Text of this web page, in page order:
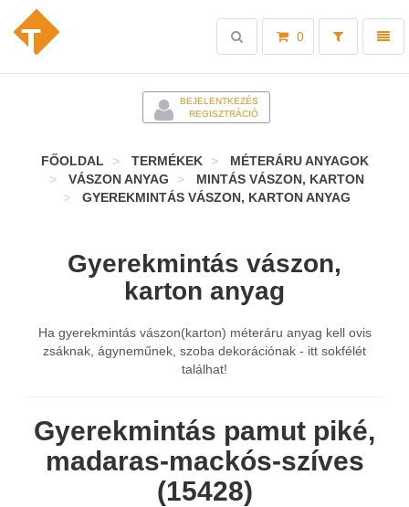
Toggle
0
Toggle
search
BEJELENTKEZÉS
REGISZTRÁCIÓ
FŐOLDAL TERMÉKEK
MÉTERÁRU ANYAGOK
VÁSZON ANYAG
MINTÁS VÁSZON, KARTON
GYEREKMINTÁS VÁSZON, KARTON ANYAG
Gyerekmintás vászon,
karton anyag
Ha gyerekmintás vászon(karton) méteráru anyag kell ovis
zsáknak, ágyneműnek, szoba dekorációnak - itt sokfélét
találhat!
Gyerekmintás pamut piké,
madaras-mackós-szíves
(15428)